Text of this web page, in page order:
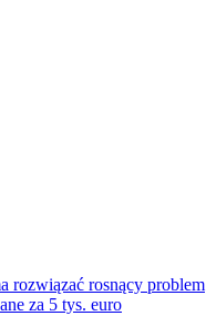
rozwiązać rosnący problem
za 5 tys. euro